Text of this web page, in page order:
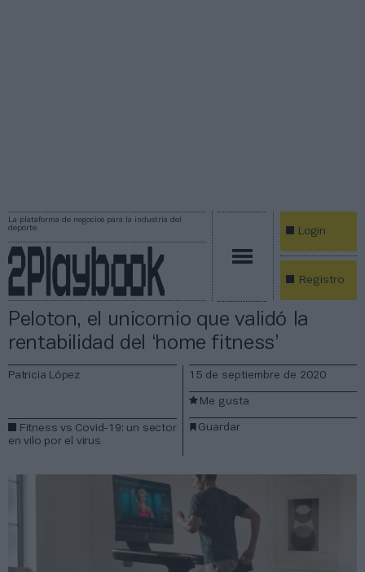
La plataforma de negocios para la industria del
deporte
Login
Registro
Peloton, el unicornio que validó la
rentabilidad del ‘home fitness’
Patricia López
Fitness vs Covid-19: un sector
en vilo por el virus
15 de septiembre de 2020
Guardar
Me gusta